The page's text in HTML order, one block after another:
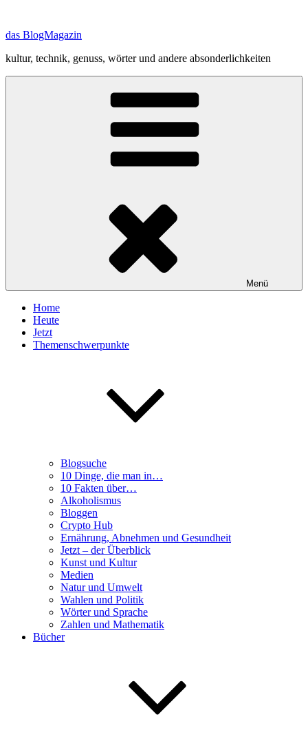
springen
das BlogMagazin
kultur, technik, genuss, wörter und andere absonderlichkeiten
Menü
Home
Heute
Jetzt
Themenschwerpunkte
Blogsuche
10 Dinge, die man in…
10 Fakten über…
Alkoholismus
Bloggen
Crypto Hub
Ernährung, Abnehmen und Gesundheit
Jetzt – der Überblick
Kunst und Kultur
Medien
Natur und Umwelt
Wahlen und Politik
Wörter und Sprache
Zahlen und Mathematik
Bücher